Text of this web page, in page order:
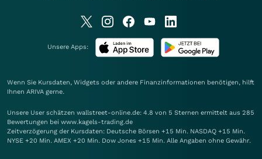
Unsere Apps:
Wenn Sie Kursdaten, Widgets oder andere Finanzinformationen benötigen, hilft
Ihnen ARIVA gerne.
Unsere User schätzen wallstreet-online.de: 4.8 von 5 Sternen ermittelt aus 285
Bewertungen bei www.kagels-trading.de
Zeitverzögerung der Kursdaten: Deutsche Börsen +15 Min. NASDAQ +15 Min.
NYSE +20 Min. AMEX +20 Min. Dow Jones +15 Min. Alle Angaben ohne Gewähr.